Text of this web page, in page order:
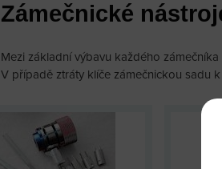
Zámečnické
Mezi základní výbavu každého
V případě ztráty klíče zámečnickou sadu